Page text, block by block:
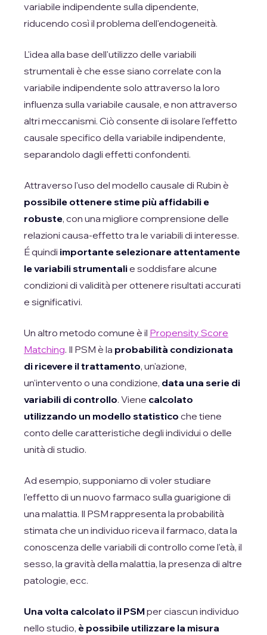
variabile indipendente sulla dipendente,
riducendo così il problema dell'endogeneità.
L'idea alla base dell'utilizzo delle variabili
strumentali è che esse siano correlate con la
variabile indipendente solo attraverso la loro
influenza sulla variabile causale, e non attraverso
altri meccanismi. Ciò consente di isolare l'effetto
causale specifico della variabile indipendente,
separandolo dagli effetti confondenti.
Attraverso l'uso del modello causale di Rubin è
possibile ottenere stime più affidabili e
robuste, con una migliore comprensione delle
relazioni causa-effetto tra le variabili di interesse.
É quindi importante selezionare attentamente
le variabili strumentalie soddisfare alcune
condizioni di validità per ottenere risultati accurati
e significativi.
Un altro metodo comune è il Propensity Score
Matching. Il PSM è la probabilità condizionata
di ricevere il trattamento, un'azione,
un'intervento o una condizione, data una serie di
variabili di controllo. Viene calcolato
utilizzando un modello statistico che tiene
conto delle caratteristiche degli individui o delle
unità di studio.
Ad esempio, supponiamo di voler studiare
l'effetto di un nuovo farmaco sulla guarigione di
una malattia. Il PSM rappresenta la probabilità
stimata che un individuo riceva il farmaco, data la
conoscenza delle variabili di controllo come l'età, il
sesso, la gravità della malattia, la presenza di altre
patologie, ecc.
Una volta calcolato il PSMper ciascun individuo
nello studio, è possibile utilizzare la misura